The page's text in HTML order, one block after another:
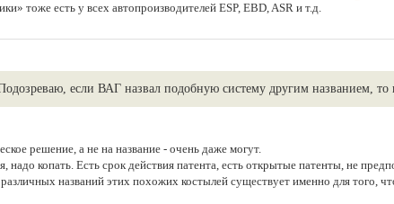
тоже есть у всех автопроизводителей ESP, EBD, ASR и т.д.
если ВАГ назвал подобную систему другим названием, то
решение, а не на название - очень даже могут.
надо копать. Есть срок действия патента, есть открытые патенты, не
названий этих похожих костылей существует именно для того,